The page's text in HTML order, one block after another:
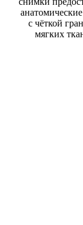
с чёткой
мягких